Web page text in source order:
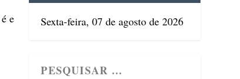
Sexta-feira, 07 de agosto de 2026